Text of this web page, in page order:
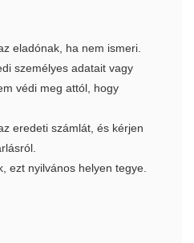
eladónak, ha nem ismeri.
személyes adatait vagy
védi meg attól, hogy
eredeti számlát, és kérjen
ezt nyilvános helyen tegye.